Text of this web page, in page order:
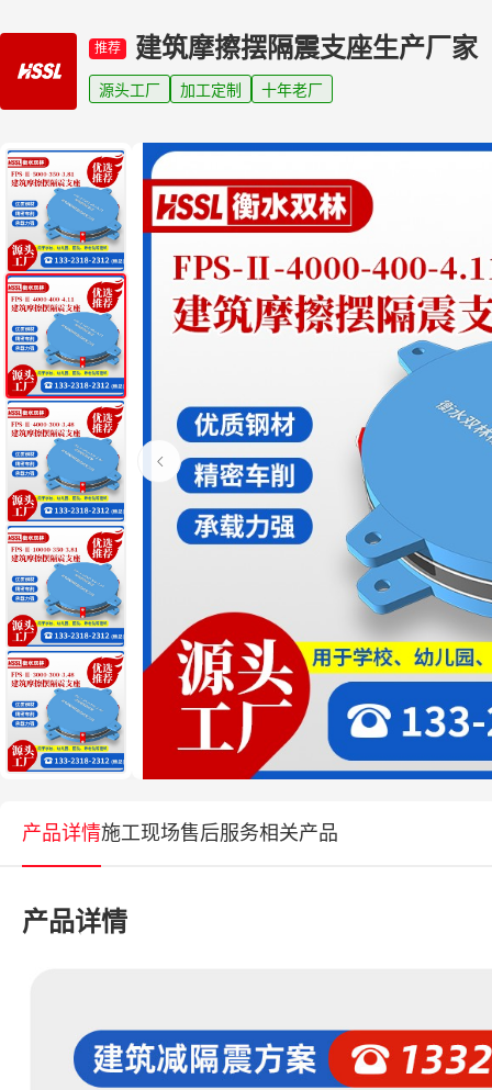
推荐 建筑摩擦摆隔震支座生产厂家
源头工厂 加工定制 十年老厂
产品详情施工现场售后服务相关产品
产品详情